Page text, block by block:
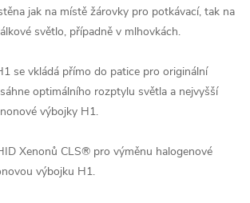
jak na místě žárovky pro potkávací, tak na
světlo, případně v mlhovkách.
se vkládá přímo do patice pro originální
optimálního rozptylu světla a nejvyšší
výbojky H1.
Xenonů CLS® pro výměnu halogenové
výbojku H1.